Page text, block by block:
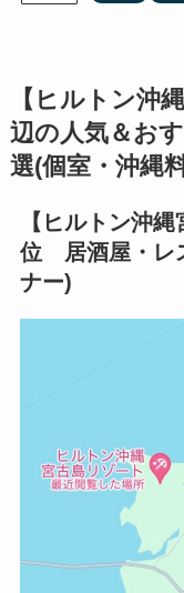
【ヒルトン沖
辺の人気＆お
選(個室・沖縄
【ヒルトン沖
位 居酒屋・レ
ナー)